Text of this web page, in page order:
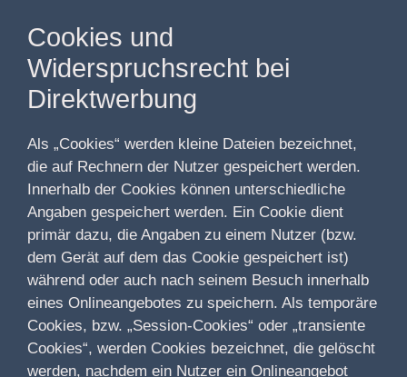
Cookies und
Widerspruchsrecht bei
Direktwerbung
Als „Cookies“ werden kleine Dateien bezeichnet,
die auf Rechnern der Nutzer gespeichert werden.
Innerhalb der Cookies können unterschiedliche
Angaben gespeichert werden. Ein Cookie dient
primär dazu, die Angaben zu einem Nutzer (bzw.
dem Gerät auf dem das Cookie gespeichert ist)
während oder auch nach seinem Besuch innerhalb
eines Onlineangebotes zu speichern. Als temporäre
Cookies, bzw. „Session-Cookies“ oder „transiente
Cookies“, werden Cookies bezeichnet, die gelöscht
werden, nachdem ein Nutzer ein Onlineangebot